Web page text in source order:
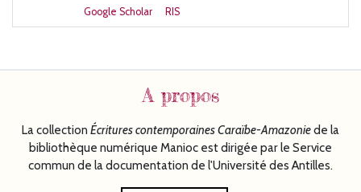
Google Scholar RIS
A propos
La collection Écriturescontemporaines Caraïbe-Amazoniede la
bibliothèque numérique Manioc est dirigée par le Service
commun de la documentation de l'Université des Antilles.